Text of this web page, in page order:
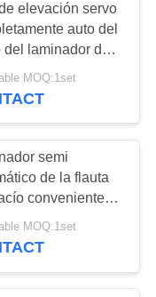
33
elevación servo
auto del
del laminador de
de la flauta
MOQ:1set
semi
de la flauta
conveniente
hacer el papel
MOQ:1set